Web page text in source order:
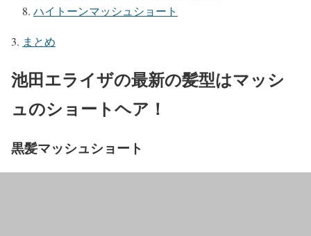
ハイトーンマッシュショート
まとめ
池田エライザの最新の髪型はマッシ
ュのショートヘア！
黒髪マッシュショート